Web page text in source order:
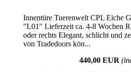
Innentüre Tuerenwelt CPL Eiche
"L01" Lieferzeit ca. 4-8 Wochen
oder rechts Elegant, schlicht und
von Tradedoors kön...
440,00 EUR